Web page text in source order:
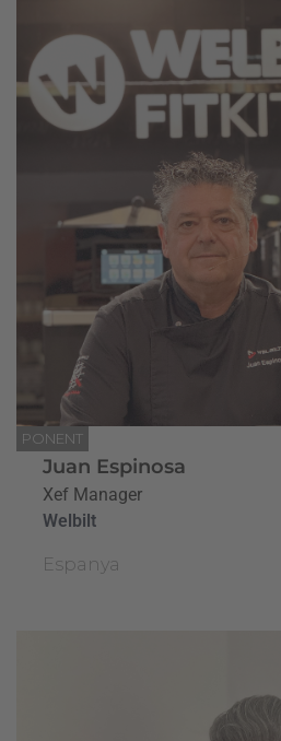
PONENT
Juan Espinosa
Xef Manager
Welbilt
Espanya